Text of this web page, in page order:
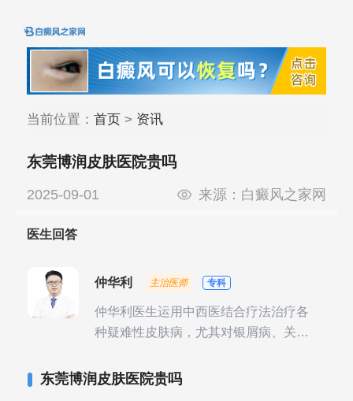
当前位置： 首页> 资讯
东莞博润皮肤医院贵吗
2025-09-01 来源： 白癜风之家网
医生回答
仲华利 主治医师 专科
仲华利医生运用中西医结合疗法治疗各
种疑难性皮肤病，尤其对银屑病、关节
东莞博润皮肤医院贵吗